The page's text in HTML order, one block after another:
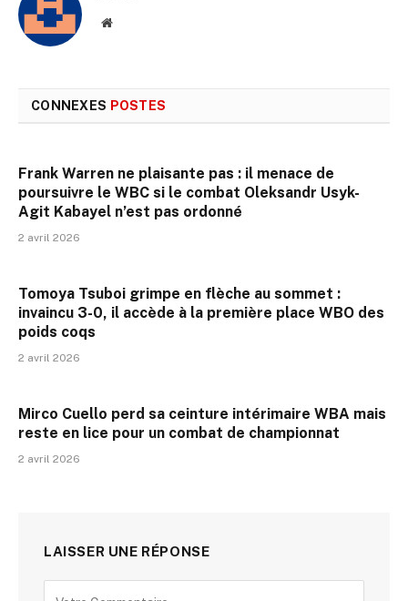
Site
CONNEXES POSTES
Frank Warren ne plaisante pas : il menace de
poursuivre le WBC si le combat Oleksandr Usyk-
Agit Kabayel n’est pas ordonné
2 avril 2026
Tomoya Tsuboi grimpe en flèche au sommet :
invaincu 3-0, il accède à la première place WBO des
poids coqs
2 avril 2026
Mirco Cuello perd sa ceinture intérimaire WBA mais
reste en lice pour un combat de championnat
2 avril 2026
LAISSER UNE RÉPONSE